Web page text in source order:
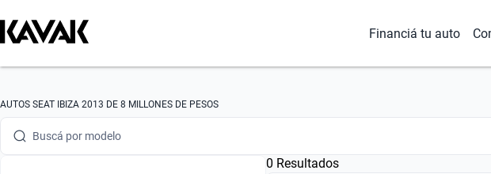
Financiá tu auto
AUTOS SEAT IBIZA 2013 DE 8 MILLONES DE PESOS
Buscá por marca
Buscá por modelo
0 Resultados